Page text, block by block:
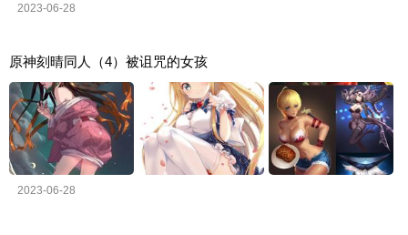
2023-06-28
原神刻晴同人（4）被诅咒的女孩
2023-06-28